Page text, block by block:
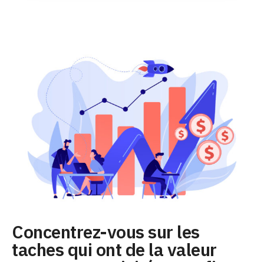
Concentrez-vous sur les
taches qui ont de la valeur